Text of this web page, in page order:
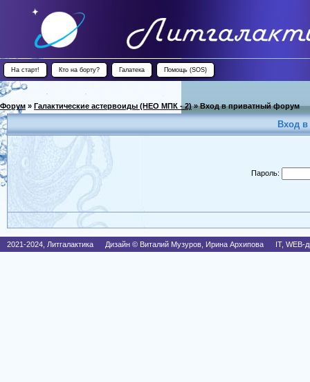
На старт! Кто на борту? Галатека Помощь (SOS)
Форум » Галактические астервоиды (НЕО МПК - 2) » Вход в приватный форум
Вход
Пароль:
2021-2024, Литгалактика Дизайн © Виталий Музуров, Ирина Архипова IT, WEB-